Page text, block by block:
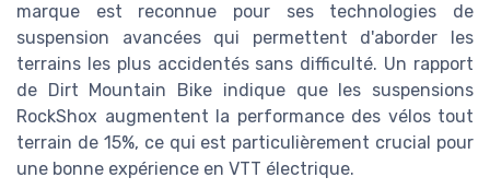
marque est reconnue pour ses technologies de
suspension avancées qui permettent d'aborder les
terrains les plus accidentés sans difficulté. Un rapport
de Dirt Mountain Bike indique que les suspensions
RockShox augmentent la performance des vélos tout
terrain de 15%, ce qui est particulièrement crucial pour
une bonne expérience en VTT électrique.